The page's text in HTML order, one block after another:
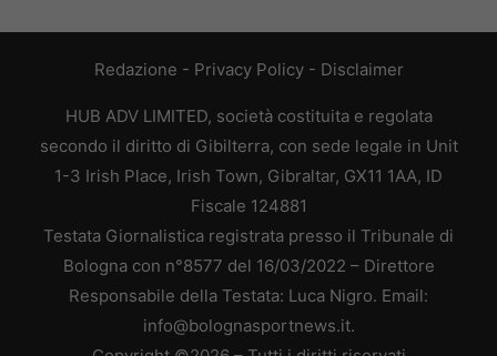
Redazione - Privacy Policy- Disclaimer
HUB ADV LIMITED, società costituita e regolata
secondo il diritto di Gibilterra, con sede legale in Unit
1-3 Irish Place, Irish Town, Gibraltar, GX11 1AA, ID
Fiscale 124881
Testata Giornalistica registrata presso il Tribunale di
Bologna con n°8577 del 16/03/2022 – Direttore
Responsabile della Testata: Luca Nigro. Email:
info@bolognasportnews.it.